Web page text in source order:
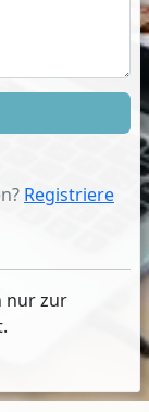
Registriere
nur zur